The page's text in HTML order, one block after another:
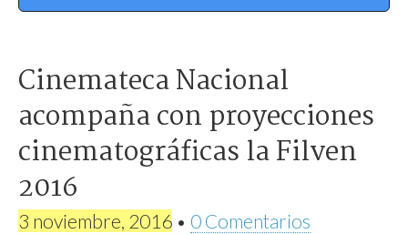
Cinemateca Nacional
acompaña con proyecciones
cinematográficas la Filven
2016
3 noviembre, 2016 • 0 Comentarios